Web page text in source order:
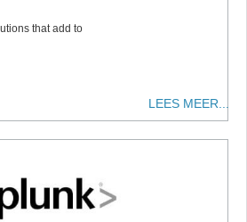
that add to
LEES MEER...